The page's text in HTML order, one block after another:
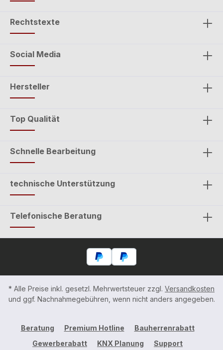
Rechtstexte
Social Media
Hersteller
Top Qualität
Schnelle Bearbeitung
technische Unterstützung
Telefonische Beratung
* Alle Preise inkl. gesetzl. Mehrwertsteuer zzgl. Versandkosten
und ggf. Nachnahmegebühren, wenn nicht anders angegeben.
Beratung Premium Hotline
Bauherrenrabatt
Gewerberabatt
KNX Planung Support